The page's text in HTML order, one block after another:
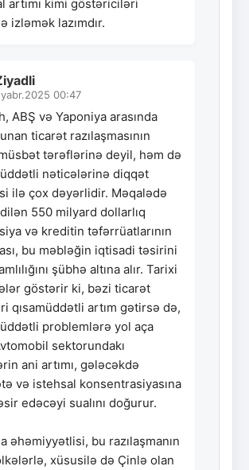
artımı kimi göstəriciləri
izləmək lazımdır.
00:47
ABŞ və Yaponiya arasında
ticarət razılaşmasının
tərəflərinə deyil, həm də
nəticələrinə diqqət
ilə çox dəyərlidir. Məqalədə
550 milyard dollarlıq
və kreditin təfərrüatlarının
bu məbləğin iqtisadi təsirini
şübhə altına alır. Tarixi
göstərir ki, bəzi ticarət
qısamüddətli artım gətirsə də,
problemlərə yol aça
sektorundakı
ani artımı, gələcəkdə
və istehsal konsentrasiyasına
edəcəyi sualını doğurur.
əhəmiyyətlisi, bu razılaşmanın
xüsusilə də Çinlə olan